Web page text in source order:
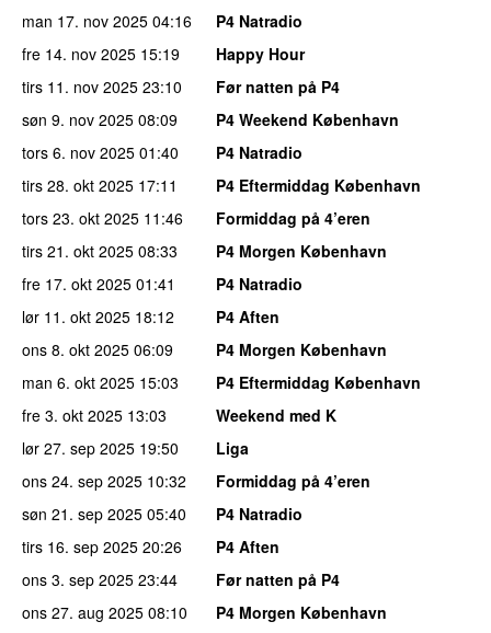
man 17. nov 2025 04:16
P4 Natradio
fre 14. nov 2025 15:19
Happy Hour
tirs 11. nov 2025 23:10
Før natten på P4
søn 9. nov 2025 08:09
P4 Weekend København
tors 6. nov 2025 01:40
P4 Natradio
tirs 28. okt 2025 17:11
P4 Eftermiddag København
tors 23. okt 2025 11:46
Formiddag på 4’eren
tirs 21. okt 2025 08:33
P4 Morgen København
fre 17. okt 2025 01:41
P4 Natradio
lør 11. okt 2025 18:12
P4 Aften
ons 8. okt 2025 06:09
P4 Morgen København
man 6. okt 2025 15:03
P4 Eftermiddag København
fre 3. okt 2025 13:03
Weekend med K
lør 27. sep 2025 19:50
Liga
ons 24. sep 2025 10:32
Formiddag på 4’eren
søn 21. sep 2025 05:40
P4 Natradio
tirs 16. sep 2025 20:26
P4 Aften
ons 3. sep 2025 23:44
Før natten på P4
ons 27. aug 2025 08:10 P4 Morgen København